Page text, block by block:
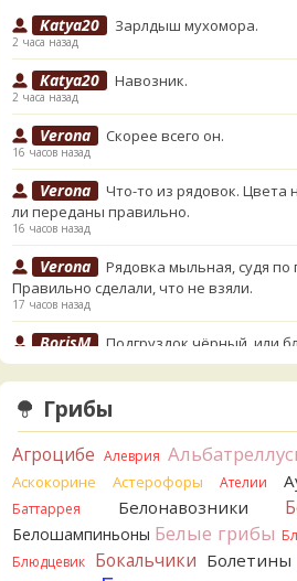
Katya20 Зарлдыш мухомора.
2 часа назад
Katya20 Навозник.
2 часа назад
Verona Скорее всего он.
16 часов назад
Verona
Что-то из рядовок. Цвета
ли переданы правильно.
16 часов назад
Verona
Рядовка мыльная, судя по
Правильно сделали, что не взяли.
17 часов назад
BorisM Подгруздок чёрный, или
BorisM
грибы.
17 часов назад
Вони не было, но вода и
начали желтеть. Выкинул. Большое
19 часов назад
19 часов назад
Грибы
Агроцибе Алеврия
Аскокорине Астерофоры Ателии
Баттаррея Белонавозники
Белошампиньоны Белые грибы
Блюдцевик
Бокальчики Болетины